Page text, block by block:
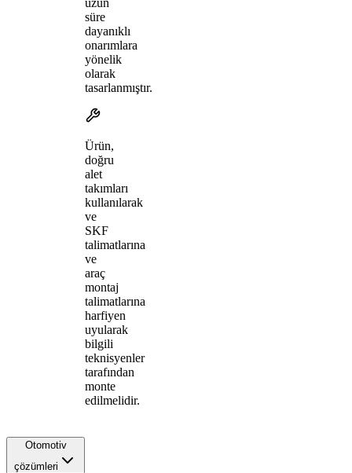
süre
dayanıklı
onarımlara
yönelik
olarak
tasarlanmıştır.
Ürün,
doğru
alet
takımları
kullanılarak
ve
SKF
talimatlarına
ve
araç
montaj
talimatlarına
harfiyen
uyularak
bilgili
teknisyenler
tarafından
monte
edilmelidir.
Otomotiv
çözümleri